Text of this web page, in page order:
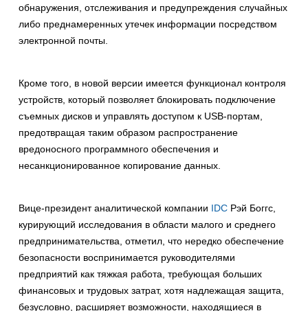
обнаружения, отслеживания и предупреждения случайных
либо преднамеренных утечек информации посредством
электронной почты.
Кроме того, в новой версии имеется функционал контроля
устройств, который позволяет блокировать подключение
съемных дисков и управлять доступом к USB-портам,
предотвращая таким образом распространение
вредоносного программного обеспечения и
несанкционированное копирование данных.
Вице-президент аналитической компании IDC Рэй Боггс,
курирующий исследования в области малого и среднего
предпринимательства, отметил, что нередко обеспечение
безопасности воспринимается руководителями
предприятий как тяжкая работа, требующая больших
финансовых и трудовых затрат, хотя надлежащая защита,
безусловно, расширяет возможности, находящиеся в